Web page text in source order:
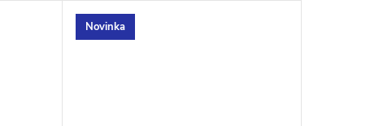
Novinka